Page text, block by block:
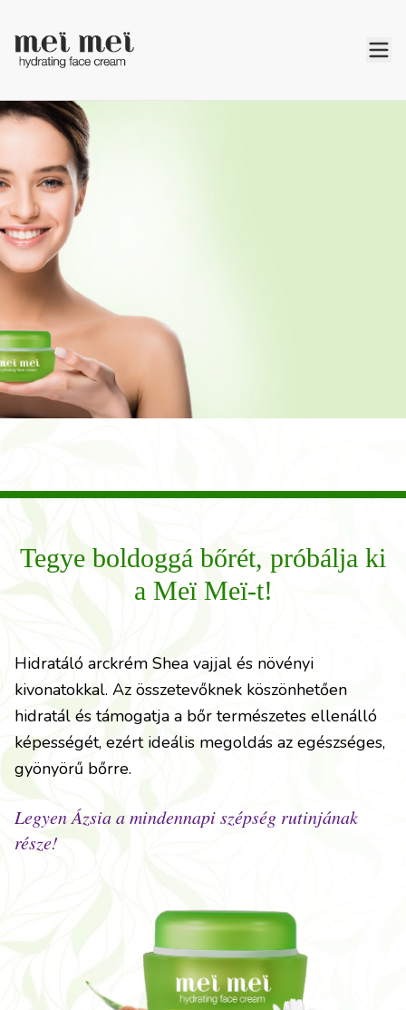
Tegye boldoggá bőrét, próbálja ki
a Meï Meï-t!
Hidratáló arckrém Shea vajjal és növényi
kivonatokkal. Az összetevőknek köszönhetően
hidratál és támogatja a bőr természetes ellenálló
képességét, ezért ideális megoldás az egészséges,
gyönyörű bőrre.
Legyen Ázsia a mindennapi szépség rutinjának
része!